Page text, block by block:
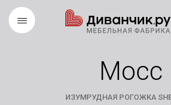
Мосс
ИЗУМРУДНАЯ РОГОЖКА